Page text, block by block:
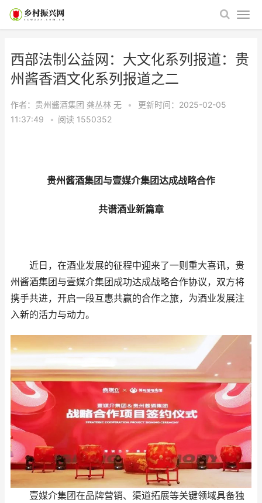
西部法制公益网：大文化系列报道：贵
州酱香酒文化系列报道之二
作者：贵州酱酒集团 龚丛林 无 •
更新时间：2025-02-05
11:37:49
• 阅读 1550352
贵州酱酒集团与壹媒介集团达成战略合作
共谱酒业新篇章
近日，在酒业发展的征程中迎来了一则重大喜讯，贵
州酱酒集团与壹媒介集团成功达成战略合作协议，双方将
携手共进，开启一段互惠共赢的合作之旅，为酒业发展注
入新的活力与动力。
壹媒介集团在品牌营销、渠道拓展等关键领域具备独